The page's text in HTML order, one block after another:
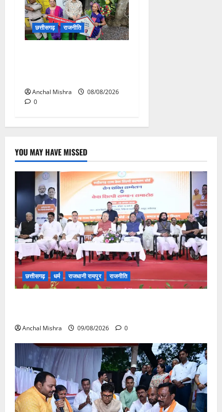
छत्तीसगढ़ राजनीति
Anchal Mishra
08/08/2026
0
YOU MAY HAVE MISSED
छत्तीसगढ़ धर्म राजधानी रायपुर राजनीति
Anchal Mishra 09/08/2026 0